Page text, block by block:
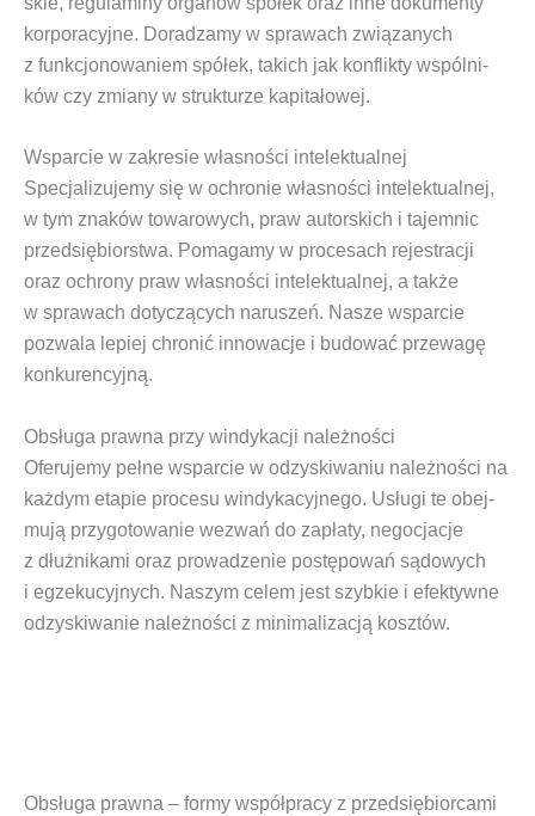
kor­po­ra­cyj­ne. Dora­dza­my w spra­wach zwią­za­nych
z funk­cjo­no­wa­niem spół­ek, takich jak kon­flik­ty wspól­ni­
ków czy zmia­ny w struk­tu­rze kapitałowej.
Wsparcie w zakresie własności intelektualnej
Spe­cja­li­zu­je­my się w ochro­nie wła­sno­ści inte­lek­tu­al­nej,
w tym zna­ków towa­ro­wych, praw autor­skich i tajem­nic
przed­się­bior­stwa. Poma­ga­my w pro­ce­sach reje­stra­cji
oraz ochro­ny praw wła­sno­ści inte­lek­tu­al­nej, a tak­że
w spra­wach doty­czą­cych naru­szeń. Nasze wspar­cie
pozwa­la lepiej chro­nić inno­wa­cje i budo­wać prze­wa­gę
konkurencyjną.
Obsługa prawna przy windykacji należności
Ofe­ru­je­my peł­ne wspar­cie w odzy­ski­wa­niu należ­no­ści na
każ­dym eta­pie pro­ce­su win­dy­ka­cyj­ne­go. Usłu­gi te obej­
mu­ją przy­go­to­wa­nie wezwań do zapła­ty, nego­cja­cje
z dłuż­ni­ka­mi oraz pro­wa­dze­nie postę­po­wań sądo­wych
i egze­ku­cyj­nych. Naszym celem jest szyb­kie i efek­tyw­ne
odzy­ski­wa­nie należ­no­ści z mini­ma­li­za­cją kosztów.
Obsługa prawna – formy współpracy z przedsiębiorcami